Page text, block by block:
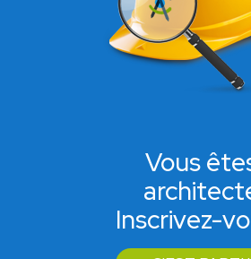
Vous
Inscrivez-